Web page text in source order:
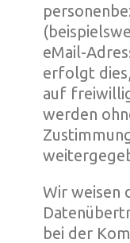
eMail-
erfolgt
auf
werden
Wir weisen
bei der